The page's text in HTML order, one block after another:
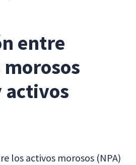
entre
activos
los activos morosos (NPA)